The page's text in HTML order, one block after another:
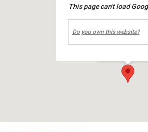
mairie
This page can't load
Do you own this website?